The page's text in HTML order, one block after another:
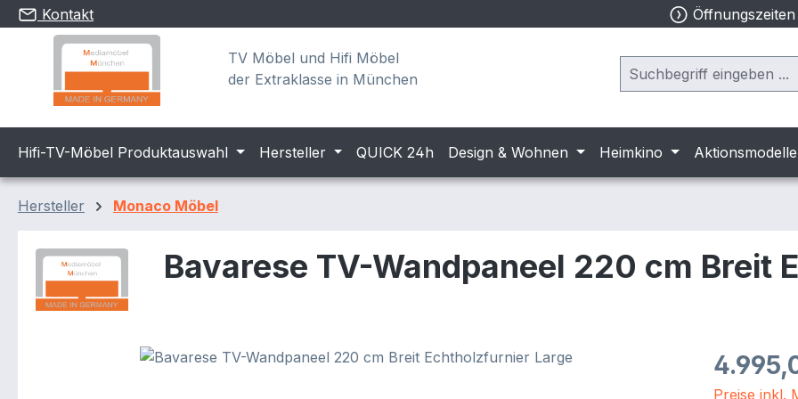
Hauptinhalt springen
Zur Suche springen
Zur Hauptnavigation springen
Kontakt
TV Möbel und Hifi Möbel
der Extraklasse in München
Hifi-TV-Möbel Produktauswahl Hersteller QUICK 24h Design & Wohnen Heimkino Aktionsmodelle
Hersteller Monaco Möbel
Bavarese TV-Wandpaneel 220 cm Breit
Bildergalerie überspringen Regulärer
Preise inkl.